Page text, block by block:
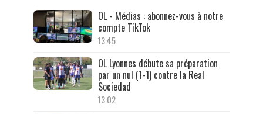
OL - Médias : abonnez-vous à notre
compte TikTok
13:45
OL Lyonnes débute sa préparation
par un nul (1-1) contre la Real
Sociedad
13:02